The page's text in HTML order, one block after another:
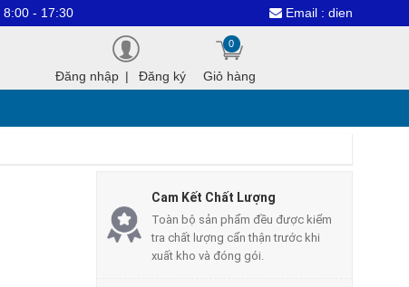
Email :
Đăng nhập | Đăng ký Giỏ hàng
0
Cam Kết Chất Lượng
Toàn bộ sản phẩm đều được kiểm
tra chất lượng cẩn thận trước khi
xuất kho và đóng gói.